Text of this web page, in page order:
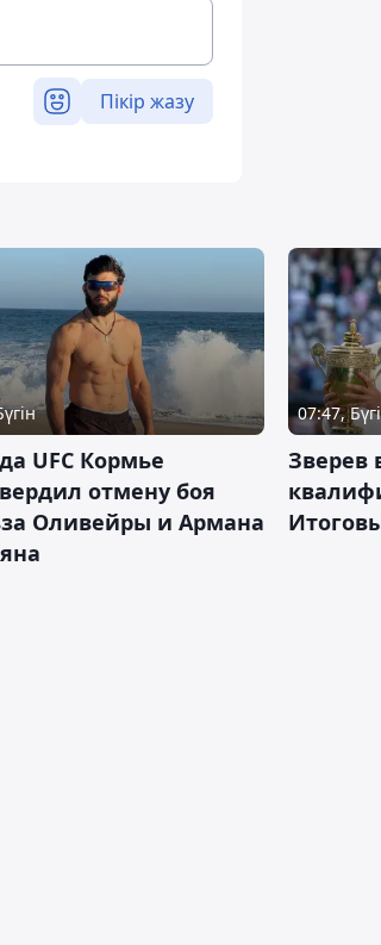
Пікір жазу
UFC Кормье
отмену боя
Оливейры и Армана
07:47,
Зверев